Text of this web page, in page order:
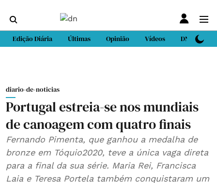
Edição Diária Últimas Opinião Vídeos DN Sport
diario-de-noticias
Portugal estreia-se nos mundiais
de canoagem com quatro finais
Fernando Pimenta, que ganhou a medalha de
bronze em Tóquio2020, teve a única vaga direta
para a final da sua série. Maria Rei, Francisca
Laia e Teresa Portela também conquistaram um